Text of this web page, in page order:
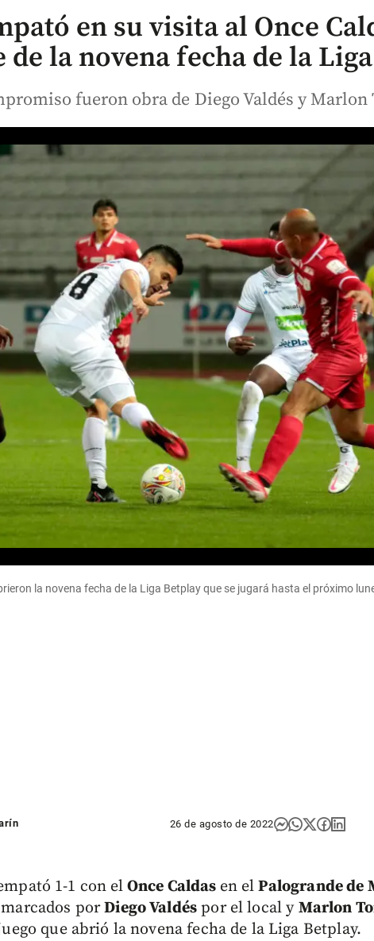
en su visita al Once
la novena fecha de la Liga
fueron obra de Diego Valdés y Marlon
la novena fecha de la Liga Betplay que se jugará hasta el próximo
26 de agosto de 2022
1-1 con el Once Caldas en elPalogrande de
porDiego Valdés por el local y Marlon
que abrió la novena fecha de la Liga Betplay.